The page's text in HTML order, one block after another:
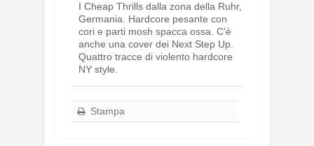
I Cheap Thrills dalla zona della Ruhr,
Germania. Hardcore pesante con
cori e parti mosh spacca ossa. C'è
anche una cover dei Next Step Up.
Quattro tracce di violento hardcore
NY style.
Stampa